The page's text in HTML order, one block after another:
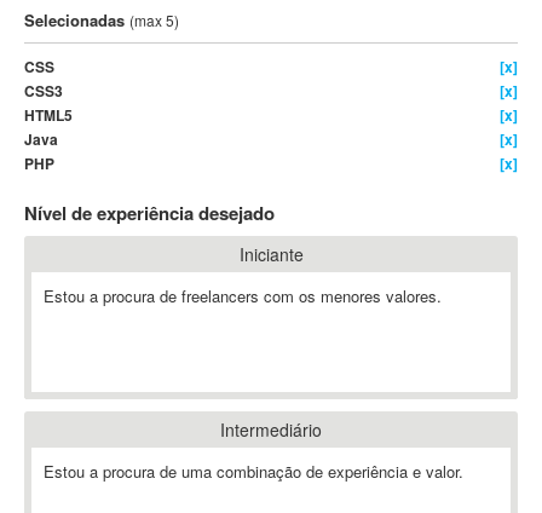
3DS Max
3GSM
4D Dimension
802.11
A&P
A-GPS
A2Billing
AAUS Scientific Diver
ABAP
ABIS
Ableton
Ableton Live
Selecionadas (max 5)
CSS
[x]
CSS3
[x]
HTML5
[x]
Java
[x]
PHP
[x]
Nível de experiência desejado
Iniciante
Estou a procura de freelancers com os menores valores.
Intermediário
Estou a procura de uma combinação de experiência e valor.